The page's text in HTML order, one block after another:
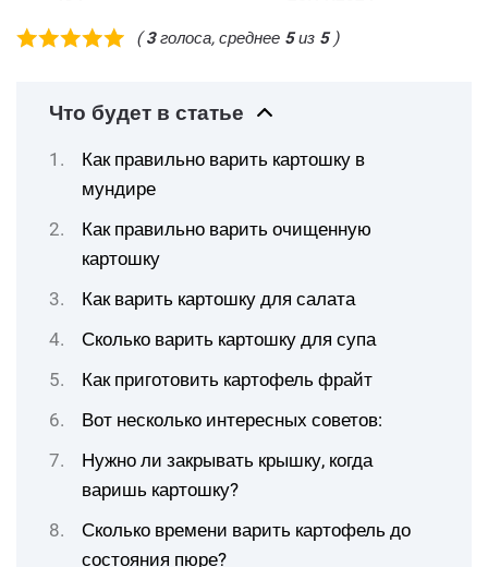
(3голоса, среднее 5из 5)
Что будет в статье
Как правильно варить картошку в
мундире
Как правильно варить очищенную
картошку
Как варить картошку для салата
Сколько варить картошку для супа
Как приготовить картофель фрайт
Вот несколько интересных советов:
Нужно ли закрывать крышку, когда
варишь картошку?
Сколько времени варить картофель до
состояния пюре?